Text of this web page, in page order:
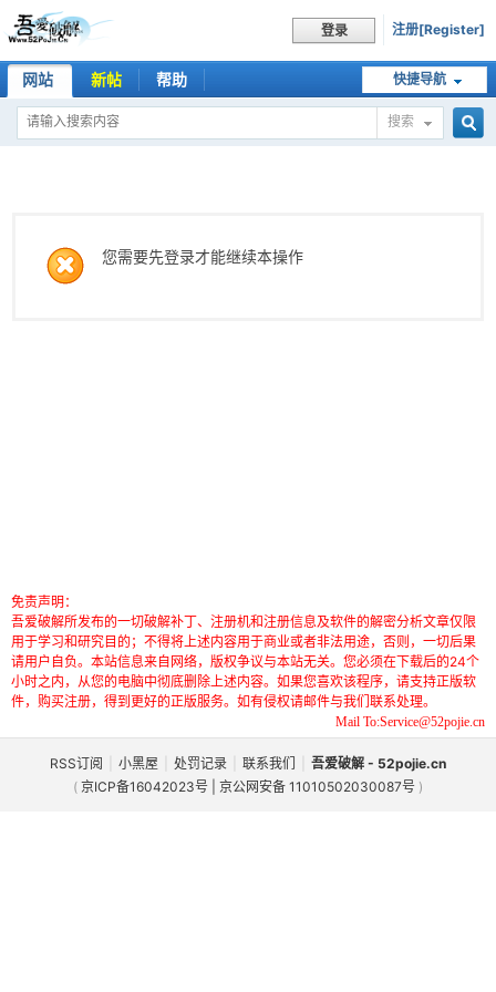
登录 注册[Register]
快捷导航
网站 新帖 帮助
搜索
您需要先登录才能继续本操作
免责声明：
吾爱破解所发布的一切破解补丁、注册机和注册信息及软件的解密分析文章仅限
用于学习和研究目的；不得将上述内容用于商业或者非法用途，否则，一切后果
请用户自负。本站信息来自网络，版权争议与本站无关。您必须在下载后的24个
小时之内，从您的电脑中彻底删除上述内容。如果您喜欢该程序，请支持正版软
件，购买注册，得到更好的正版服务。如有侵权请邮件与我们联系处理。
Mail To:Service@52pojie.cn
RSS订阅 小黑屋 处罚记录 联系我们
吾爱破解 - 52pojie.cn
( 京ICP备16042023号 | 京公网安备 11010502030087号 )